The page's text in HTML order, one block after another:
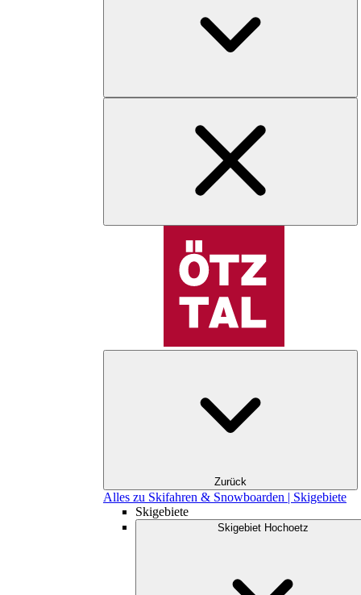
Zurück
Alles zu Skifahren & Snowboarden | Skigebiete
Skigebiete
Skigebiet Hochoetz